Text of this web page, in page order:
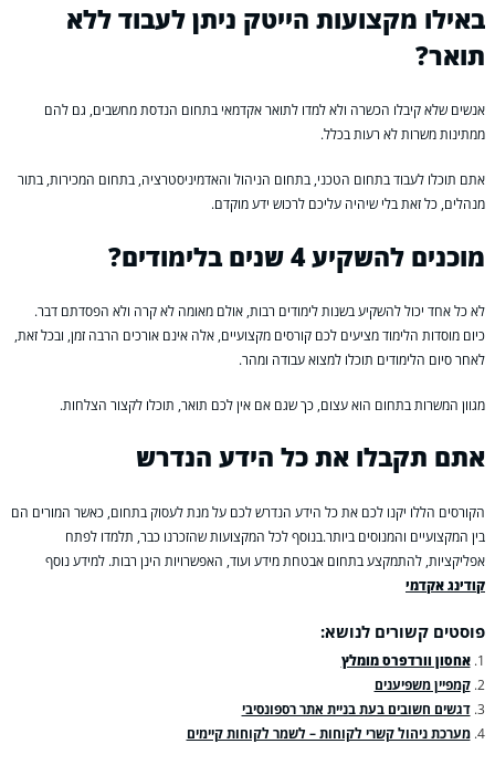
באילו מקצועות הייטק ניתן לעבוד ללא
תואר?
אנשים שלא קיבלו הכשרה ולא למדו לתואר אקדמאי בתחום הנדסת מחשבים, גם להם
ממתינות משרות לא רעות בכלל.
אתם תוכלו לעבוד בתחום הטכני, בתחום הניהול והאדמיניסטרציה, בתחום המכירות, בתור
מנהלים, כל זאת בלי שיהיה עליכם לרכוש ידע מוקדם.
מוכנים להשקיע 4 שנים בלימודים?
לא כל אחד יכול להשקיע בשנות לימודים רבות, אולם מאומה לא קרה ולא הפסדתם דבר.
כיום מוסדות הלימוד מציעים לכם קורסים מקצועיים, אלה אינם אורכים הרבה זמן, ובכל זאת,
לאחר סיום הלימודים תוכלו למצוא עבודה ומהר.
מגוון המשרות בתחום הוא עצום, כך שגם אם אין לכם תואר, תוכלו לקצור הצלחות.
אתם תקבלו את כל הידע הנדרש
הקורסים הללו יקנו לכם את כל הידע הנדרש לכם על מנת לעסוק בתחום, כאשר המורים הם
בין המקצועיים והמנוסים ביותר.בנוסף לכל המקצועות שהזכרנו כבר, תלמדו לפתח
אפליקציות, להתמקצע בתחום אבטחת מידע ועוד, האפשרויות הינן רבות. למידע נוסף
קודינג אקדמי
פוסטים קשורים לנושא:
אחסון וורדפרס מומלץ
קמפיין משפיענים
דגשים חשובים בעת בניית אתר רספונסיבי
מערכת ניהול קשרי לקוחות – לשמר לקוחות קיימים